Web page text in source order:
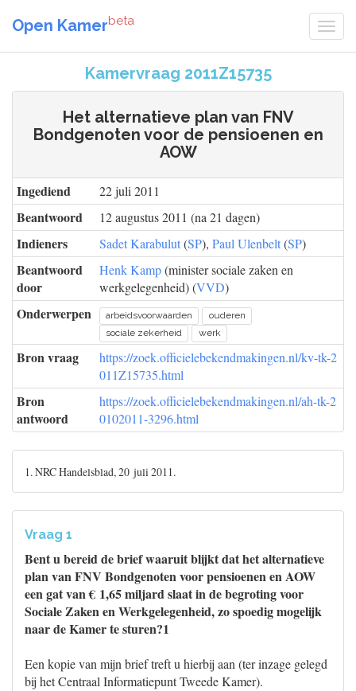
Open Kamerbeta
Kamervraag 2011Z15735
Het alternatieve plan van FNV
Bondgenoten voor de pensioenen en
AOW
Ingediend 22 juli 2011
Beantwoord 12 augustus 2011 (na 21 dagen)
Indieners Sadet Karabulut(SP), Paul Ulenbelt(SP)
Beantwoord
door
Henk Kamp(minister sociale zaken en
werkgelegenheid) (VVD)
Onderwerpen arbeidsvoorwaarden
ouderen
sociale zekerheid
werk
Bron vraag
https://zoek.officielebekendmakingen.nl/kv-tk-2
011Z15735.html
Bron
antwoord
https://zoek.officielebekendmakingen.nl/ah-tk-2
0102011-3296.html
1. NRC Handelsblad, 20 juli 2011.
Vraag 1
Bent u bereid de brief waaruit blijkt dat het alternatieve
plan van FNV Bondgenoten voor pensioenen en AOW
een gat van € 1,65 miljard slaat in de begroting voor
Sociale Zaken en Werkgelegenheid, zo spoedig mogelijk
naar de Kamer te sturen?1
Een kopie van mijn brief treft u hierbij aan (ter inzage gelegd
bij het Centraal Informatiepunt Tweede Kamer).